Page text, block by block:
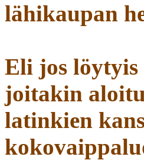
lähikaupan
Eli jos
joitakin
latinkien